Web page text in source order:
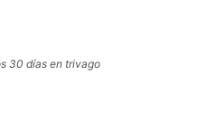
30 días en trivago